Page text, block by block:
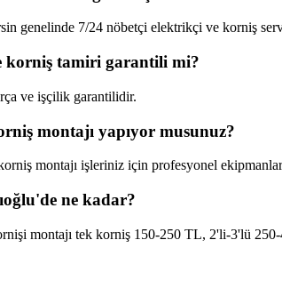
genelinde 7/24 nöbetçi elektrikçi ve korniş
korniş tamiri garantili mi?
ve işçilik garantilidir.
montajı yapıyor musunuz?
montajı işleriniz için profesyonel
ne kadar?
montajı tek korniş 150-250 TL, 2'li-3'lü